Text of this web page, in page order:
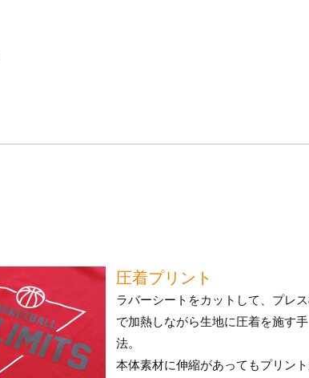
圧着プリント
ラバーシートをカットして、プレ
で加熱しながら生地に圧着を施す手
法。
本体素材に伸縮があってもプリン